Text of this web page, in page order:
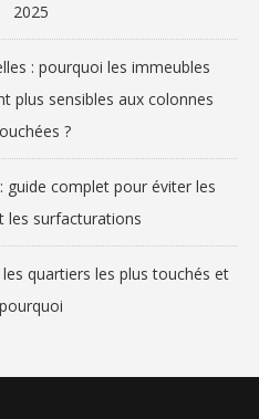
2025
: pourquoi les immeubles
plus sensibles aux colonnes
?
guide complet pour éviter les
les surfacturations
quartiers les plus touchés et
pourquoi